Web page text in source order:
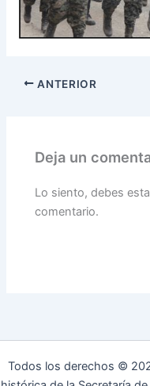
ANTERIOR
Deja un
Lo siento, debes
comentario.
Todos los derechos ©